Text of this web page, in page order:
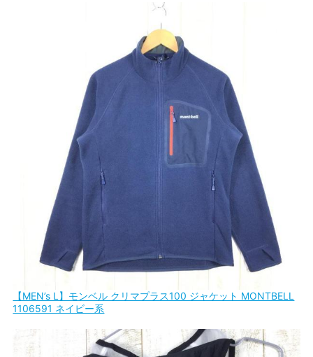
【MEN’s L】モンベル クリマプラス100 ジャケット MONTBELL
1106591 ネイビー系